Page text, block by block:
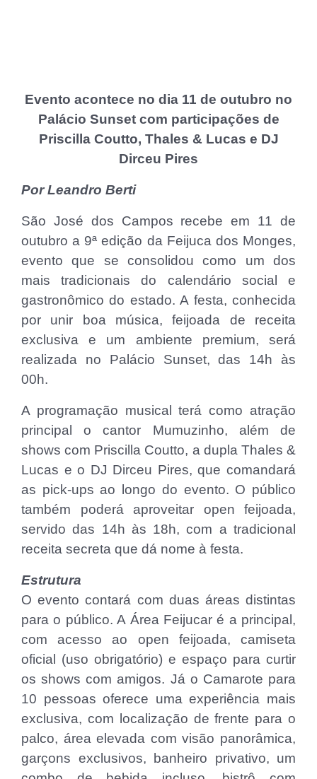
Evento acontece no dia 11 de outubro no
Palácio Sunset com participações de
Priscilla Coutto, Thales & Lucas e DJ
Dirceu Pires
Por Leandro Berti
São José dos Campos recebe em 11 de
outubro a 9ª edição da Feijuca dos Monges,
evento que se consolidou como um dos
mais tradicionais do calendário social e
gastronômico do estado. A festa, conhecida
por unir boa música, feijoada de receita
exclusiva e um ambiente premium, será
realizada no Palácio Sunset, das 14h às
00h.
A programação musical terá como atração
principal o cantor Mumuzinho, além de
shows com Priscilla Coutto, a dupla Thales &
Lucas e o DJ Dirceu Pires, que comandará
as pick-ups ao longo do evento. O público
também poderá aproveitar open feijoada,
servido das 14h às 18h, com a tradicional
receita secreta que dá nome à festa.
Estrutura
O evento contará com duas áreas distintas
para o público. A Área Feijucar é a principal,
com acesso ao open feijoada, camiseta
oficial (uso obrigatório) e espaço para curtir
os shows com amigos. Já o Camarote para
10 pessoas oferece uma experiência mais
exclusiva, com localização de frente para o
palco, área elevada com visão panorâmica,
garçons exclusivos, banheiro privativo, um